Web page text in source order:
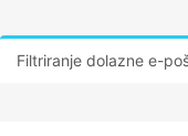
Filtriranje dolazne e-